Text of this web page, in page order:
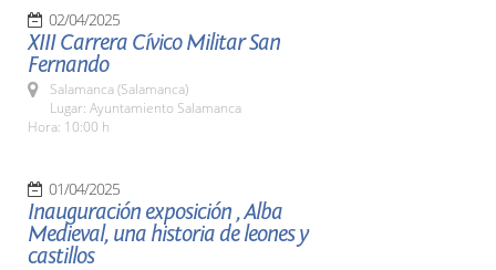
02/04/2025
XIII Carrera Cívico Militar San
Fernando
Salamanca (Salamanca)
Lugar: Ayuntamiento Salamanca
Hora: 10:00 h
01/04/2025
Inauguración exposición , Alba
Medieval, una historia de leones y
castillos